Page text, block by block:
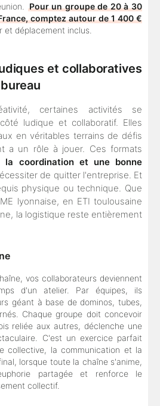
Pour un groupe de 20 à 30
comptez autour de 1 400 €
et déplacement inclus.
et collaboratives
certaines activités se
ludique et collaboratif. Elles
en véritables terrains de défis
a un rôle à jouer. Ces formats
la coordination et une bonne
de quitter l'entreprise. Et
physique ou technique. Que
lyonnaise, en ETI toulousaine
la logistique reste entièrement
vos collaborateurs deviennent
d'un atelier. Par équipes, ils
géant à base de dominos, tubes,
Chaque groupe doit concevoir
reliée aux autres, déclenche une
C'est un exercice parfait
collective, la communication et la
lorsque toute la chaîne s'anime,
partagée et renforce le
collectif.